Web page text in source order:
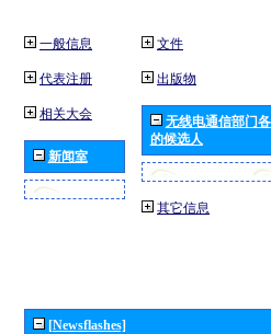
一般信息
代表注册
相关大会
新闻室
文件
出版物
无线电通信部门
的候选人
其它信息
[Newsflashes]